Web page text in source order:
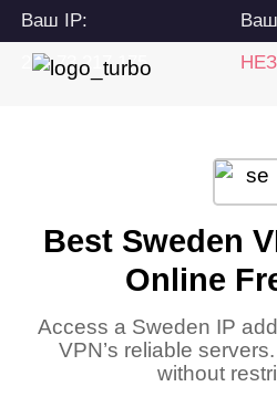
Ваш IP:
216.73.217.175
Ваш
Best Sweden
Online
Access a Sweden IP
VPN’s reliable
without